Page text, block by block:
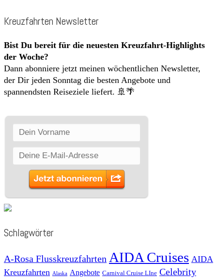
Kreuzfahrten Newsletter
Bist Du bereit für die neuesten Kreuzfahrt-Highlights
der Woche?
Dann abonniere jetzt meinen wöchentlichen Newsletter,
der Dir jeden Sonntag die besten Angebote und
spannendsten Reiseziele liefert. 🚢🌴
Schlagwörter
A-Rosa Flusskreuzfahrten AIDA Cruises AIDA
Kreuzfahrten
Alaska Angebote Carnival Cruise LIne Celebrity